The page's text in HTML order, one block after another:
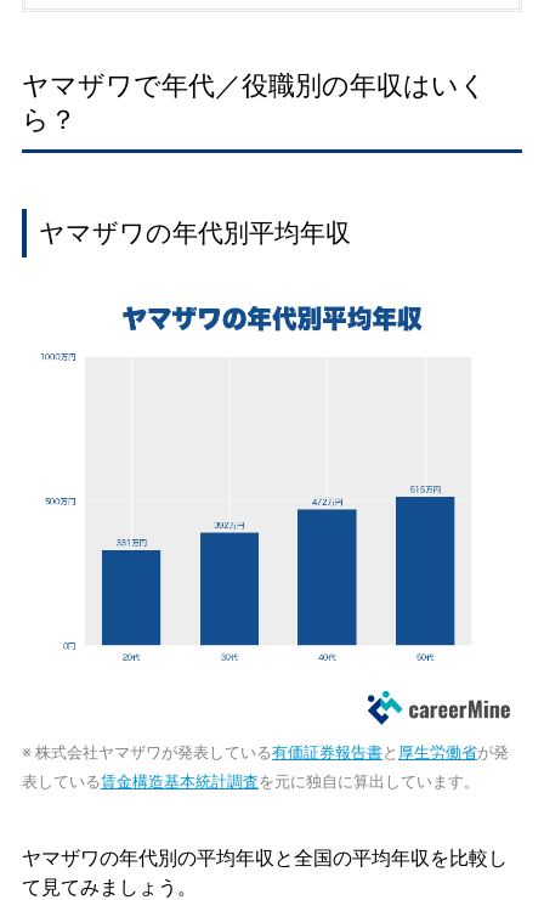
ヤマザワで年代／役職別の年収はいく
ら？
ヤマザワの年代別平均年収
※ 株式会社ヤマザワが発表している有価証券報告書と 厚生労働省が発
表している賃金構造基本統計調査を元に独自に算出しています。
ヤマザワの年代別の平均年収と全国の平均年収を比較し
て見てみましょう。